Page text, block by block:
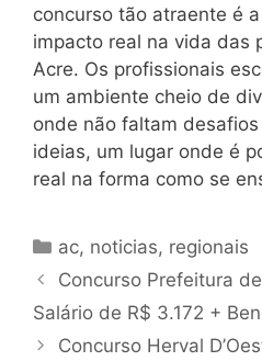
concurso tão atraente é
impacto real na vida das
Acre. Os profissionais
um ambiente cheio de
onde não faltam
ideias, um lugar onde é
real na forma como se
Categorias
ac, noticias, regionais
Concurso Prefeitura
Salário de R$ 3.172 +
Concurso Herval